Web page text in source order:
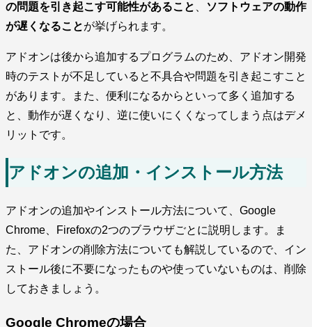
の問題を引き起こす可能性があること
ソフトウェアの動作
が遅くなることが挙げられます。
アドオンは後から追加するプログラムのため、アドオン開発
時のテストが不足していると不具合や問題を引き起こすこと
があります。また、便利になるからといって多く追加する
と、動作が遅くなり、逆に使いにくくなってしまう点はデメ
リットです。
アドオンの追加・インストール方法
アドオンの追加やインストール方法について、Google
Chrome、Firefoxの2つのブラウザごとに説明します。ま
た、アドオンの削除方法についても解説しているので、イン
ストール後に不要になったものや使っていないものは、削除
しておきましょう。
Google Chromeの場合